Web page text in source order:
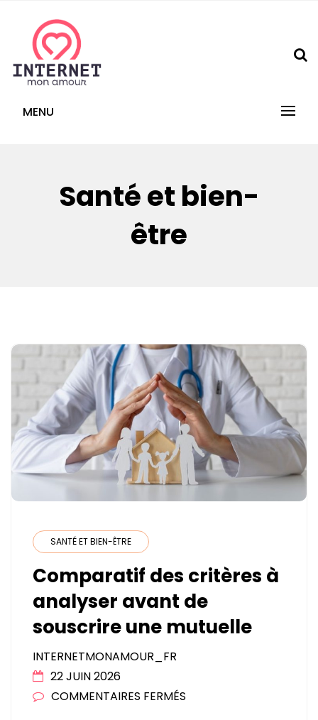
content
internetmonamour.fr
MENU
Santé et bien-
être
SANTÉ ET BIEN-ÊTRE
Comparatif des critères à
analyser avant de
souscrire une mutuelle
INTERNETMONAMOUR_FR
22 JUIN 2026
COMMENTAIRES FERMÉS